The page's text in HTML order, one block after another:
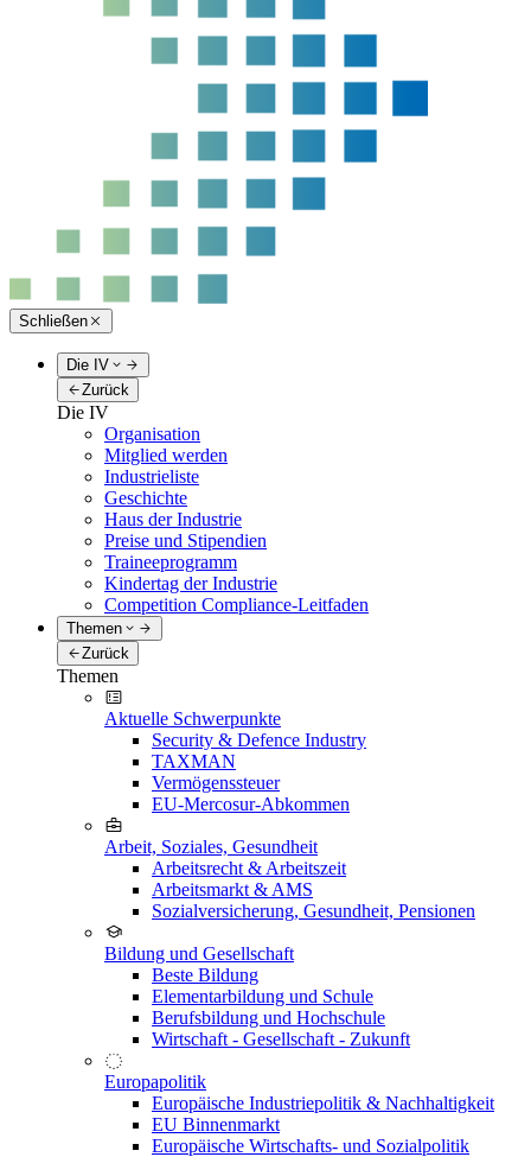
Schließen
Die IV
Zurück
Die IV
Organisation
Mitglied werden
Industrieliste
Geschichte
Haus der Industrie
Preise und Stipendien
Traineeprogramm
Kindertag der Industrie
Competition Compliance-Leitfaden
Themen
Zurück
Themen
Aktuelle Schwerpunkte
Security & Defence Industry
TAXMAN
Vermögenssteuer
EU-Mercosur-Abkommen
Arbeit, Soziales, Gesundheit
Arbeitsrecht & Arbeitszeit
Arbeitsmarkt & AMS
Sozialversicherung, Gesundheit, Pensionen
Bildung und Gesellschaft
Beste Bildung
Elementarbildung und Schule
Berufsbildung und Hochschule
Wirtschaft - Gesellschaft - Zukunft
Europapolitik
Europäische Industriepolitik & Nachhaltigkeit
EU Binnenmarkt
Europäische Wirtschafts- und Sozialpolitik